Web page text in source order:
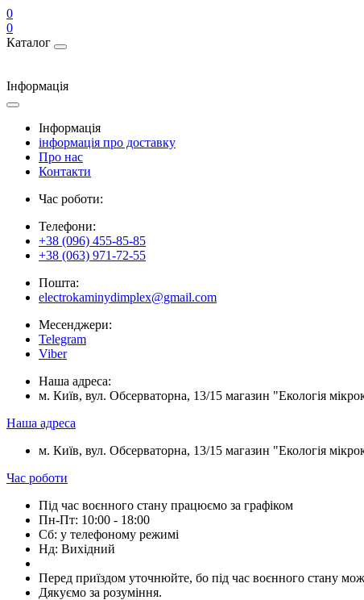
0
0
Каталог
Інформація
Інформація
інформація про доставку
Про нас
Контакти
Час роботи:
Телефони:
+38 (096) 455-85-85
+38 (063) 971-72-55
Пошта:
electrokaminydimplex@gmail.com
Месенджери:
Telegram
Viber
Наша адреса:
м. Київ, вул. Обсерваторна, 13/15 магазин "Екологія
Наша адреса
м. Київ, вул. Обсерваторна, 13/15 магазин "Екологія
Час роботи
Під час воєнного стану працюємо за графіком
Пн-Пт: 10:00 - 18:00
Сб: у телефоному режимі
Нд: Вихідний
Перед приїздом уточнюйте, бо під час воєнного стану
Дякуємо за розуміння.